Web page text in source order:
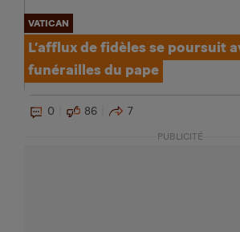
VATICAN
L’afflux de fidèles se poursuit
funérailles du pape
0 86 7
PUBLICITÉ